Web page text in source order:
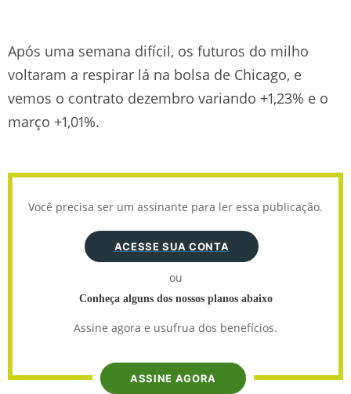
Após uma semana difícil, os futuros do milho
voltaram a respirar lá na bolsa de Chicago, e
vemos o contrato dezembro variando +1,23% e o
março +1,01%.
Você precisa ser um assinante para ler essa publicação.
ACESSE SUA CONTA
ou
Conheça alguns dos nossos planos abaixo
Assine agora e usufrua dos benefícios.
ASSINE AGORA